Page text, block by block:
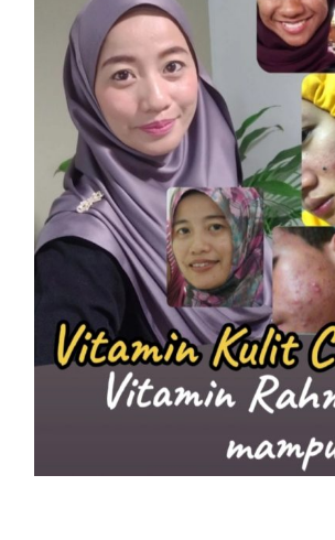
SHAKLEE
Vitamin Kulit Cantik kini
Rahmah mampu milik
On7 April, 2023 byTun Azah Aziz